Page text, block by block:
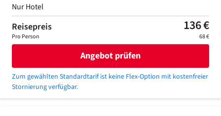
Nur Hotel
Reisepreis 136 €
Pro Person 68 €
Angebot prüfen
Zum gewählten Standardtarif ist keine Flex-Option mit kostenfreier
Stornierung verfügbar.